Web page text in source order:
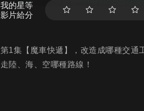
我的星等
影片給分
第1集【魔車快遞】，改造成哪種交通
走陸、海、空哪種路線！